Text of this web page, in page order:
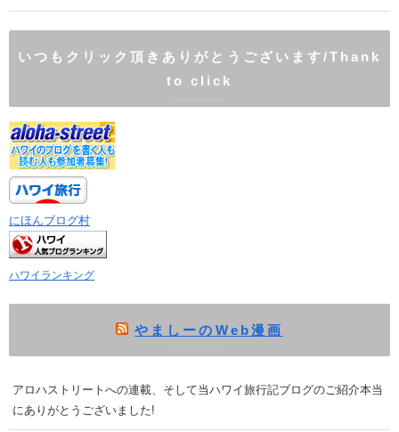
いつもクリック頂きありがとうございます/Thank
to click
にほんブログ村
ハワイランキング
やましーのWeb漫画
アロハストリートへの連載、そして当ハワイ旅行記ブログのご紹介本当
にありがとうございました!